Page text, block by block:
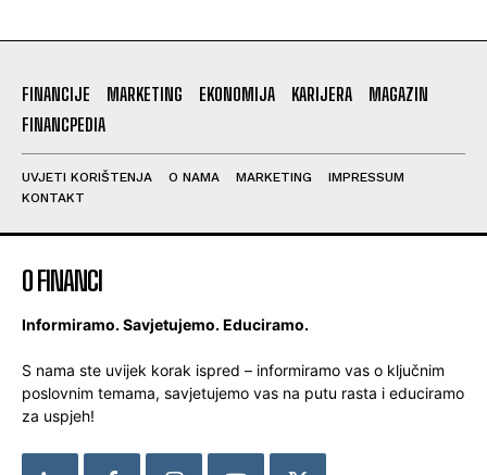
FINANCIJE MARKETING EKONOMIJA KARIJERA
MAGAZIN
FINANCPEDIA
UVJETI KORIŠTENJA O NAMA MARKETING
IMPRESSUM
KONTAKT
O FINANCI
Informiramo. Savjetujemo. Educiramo.
S nama ste uvijek korak ispred – informiramo vas o ključnim
poslovnim temama, savjetujemo vas na putu rasta i educiramo
za uspjeh!